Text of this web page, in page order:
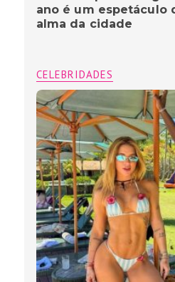
ano é um espetáculo
alma da cidade
CELEBRIDADES